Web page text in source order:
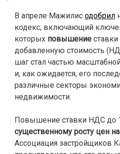
В апреле Мажилис одобрил
кодекс, включающий
которых повышение ставки
добавленную стоимость
шаг стал частью
и, как ожидается, его
различные секторы
недвижимости.
Повышение ставки НДС до
существенному росту цен
Ассоциация застройщиков